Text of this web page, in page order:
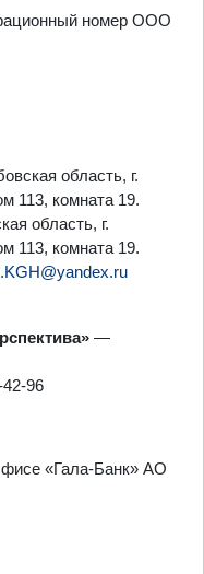
номер ООО
область, г.
113, комната 19.
область, г.
113, комната 19.
—
96
«Гала-Банк» АО